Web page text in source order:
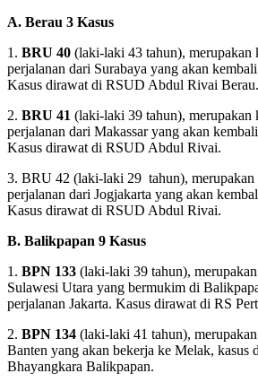
A. Berau 3 Kasus
1. BRU 40 (laki-laki 43 tahun), merupakan
perjalanan dari Surabaya yang akan
Kasus dirawat di RSUD Abdul Rivai Berau.
2. BRU 41 (laki-laki 39 tahun), merupakan
perjalanan dari Makassar yang akan
Kasus dirawat di RSUD Abdul Rivai.
3. BRU 42 (laki-laki 29 tahun), merupakan
perjalanan dari Jogjakarta yang akan
Kasus dirawat di RSUD Abdul Rivai.
B. Balikpapan 9 Kasus
1. BPN 133 (laki-laki 39 tahun),
Sulawesi Utara yang bermukim di
perjalanan Jakarta. Kasus dirawat di RS
2. BPN 134 (laki-laki 41 tahun),
Banten yang akan bekerja ke Melak, kasus
Bhayangkara Balikpapan.